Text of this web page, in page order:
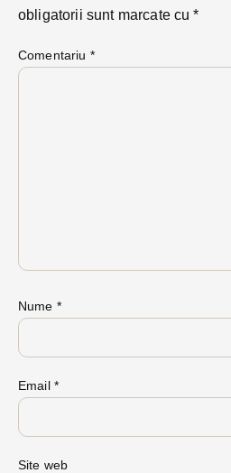
obligatorii sunt marcate cu*
Comentariu *
Nume *
Email *
Site web